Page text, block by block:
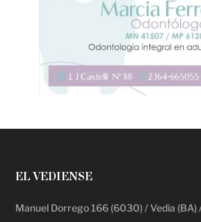
EL VEDIENSE
Manuel Dorrego 166 (6030) / Vedia (BA)